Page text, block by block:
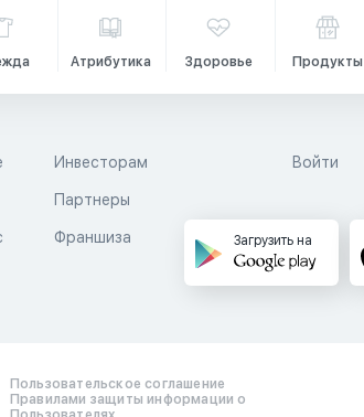
Атрибутика Здоровье Продукты
Инвесторам
Партнеры
Франшиза
Войти
Загрузить на
Пользовательское соглашение
Правилами защиты информации о